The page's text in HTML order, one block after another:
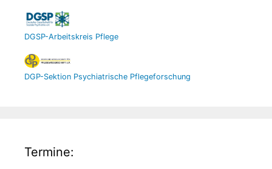
DGSP-Arbeitskreis Pflege
DGP-Sektion Psychiatrische Pflegeforschung
Termine: